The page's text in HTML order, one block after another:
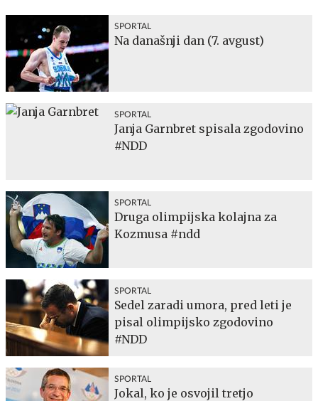
SPORTAL
Na današnji dan (7. avgust)
SPORTAL
Janja Garnbret spisala zgodovino
#NDD
SPORTAL
Druga olimpijska kolajna za
Kozmusa #ndd
SPORTAL
Sedel zaradi umora, pred leti je
pisal olimpijsko zgodovino
#NDD
SPORTAL
Jokal, ko je osvojil tretjo